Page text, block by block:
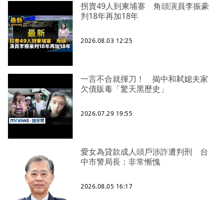
拐賣49人到柬埔寨 角頭演員李振豪
判18年再加18年
2026.08.03 12:25
一言不合就揮刀！ 揭中和弒媳夫家
欠債販毒「驚天黑歷史」
2026.07.29 19:55
愛女為貸款成人頭戶涉詐遭判刑 台
中市警局長：非常慚愧
2026.08.05 16:17